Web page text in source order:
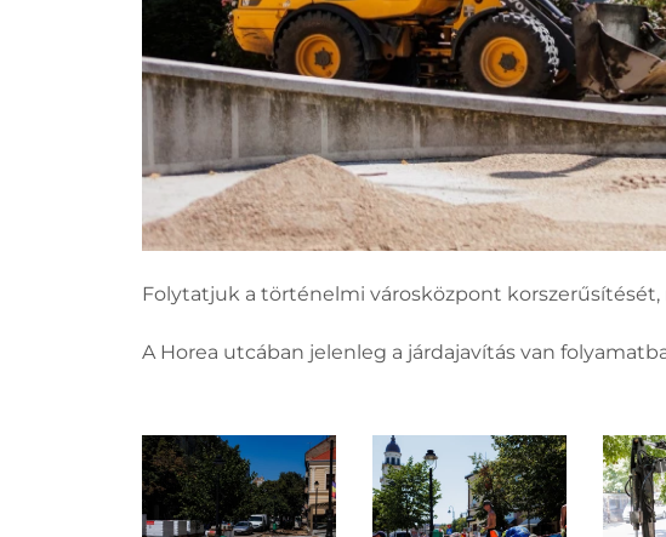
Folytatjuk a történelmi városközpont
A Horea utcában jelenleg a járdajavítás van